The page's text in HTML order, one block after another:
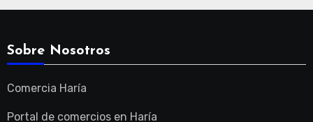
Sobre Nosotros
Comercia Haría
Portal de comercios en Haría